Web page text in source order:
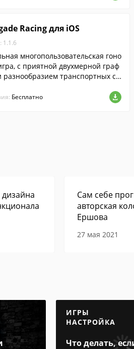
Racing для iOS
1.1.6
многопользовательская гоно
с приятной двухмерной граф
разнообразием транспортных ср
Бесплатно
Сам себе
авторская
Ершова
27 мая 2021
ИГРЫ
НАСТРОЙКА
Что делать,